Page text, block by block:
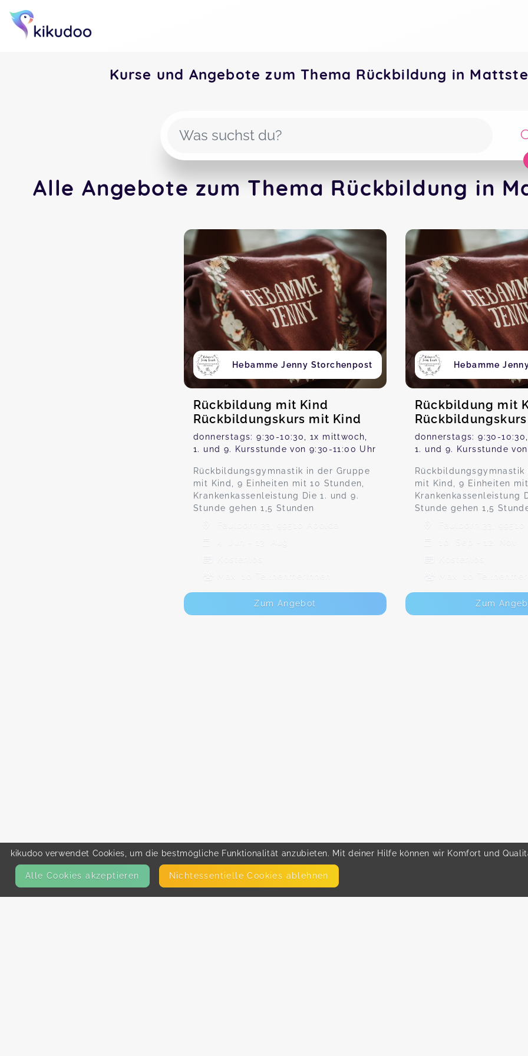
Kurse und Angebote zum Thema Rückbildung in
Alle Angebote zum Thema Rückbildung in
Hebamme Jenny Storchenpost
Rückbildung mit Kind
Rückbildungskurs mit Kind
donnerstags: 9:30-10:30, 1x mittwoch,
1. und 9. Kursstunde von 9:30-11:00 Uhr
Rückbildungsgymnastik in der Gruppe
mit Kind, 9 Einheiten mit 10 Stunden,
Krankenkassenleistung Die 1. und 9.
Stunde gehen 1,5 Stunden
Faulborn 33, 99510 Apolda
4. Jun - 13. Aug
Max. 10 TeilnehmerInnen
Zum Angebot
Hebamme
Rückbildung mit
donnerstags: 9:30-
1. und 9. Kursstunde
Rückbildungsgymnastik
mit Kind, 9 Einheiten mit
Krankenkassenleistung
Stunde gehen 1,5
Faulborn 33, 99510
10. Sep - 12. Nov
Max. 10
Zum
kikudoo verwendet Cookies, um die bestmögliche Funktionalität anzubieten. Mit deiner Hilfe können wir Komfort und
Alle Cookies akzeptieren Nicht­essentielle Cookies ablehnen